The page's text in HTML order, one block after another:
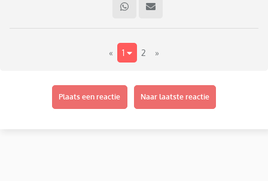
« 1 2 »
Plaats een reactie Naar laatste reactie